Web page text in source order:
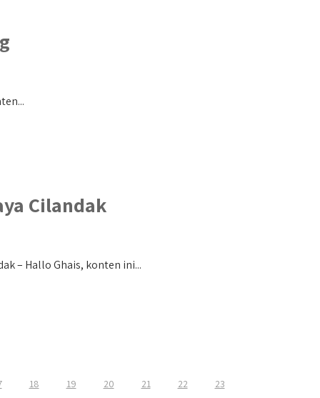
Cilandak
– Hallo Ghais, konten ini...
18 19 20 21 22 23